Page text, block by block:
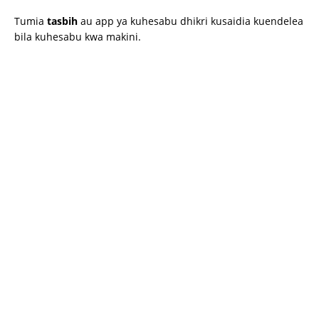
Tumia tasbih au app ya kuhesabu dhikri kusaidia kuendelea
bila kuhesabu kwa makini.